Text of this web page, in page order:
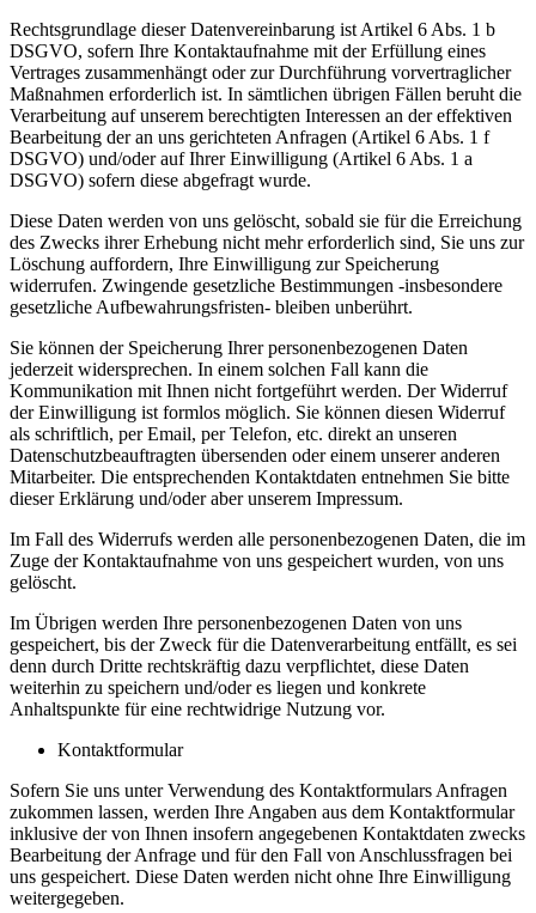
Rechtsgrundlage dieser Datenvereinbarung ist Artikel 6 Abs. 1 b
DSGVO, sofern Ihre Kontaktaufnahme mit der Erfüllung eines
Vertrages zusammenhängt oder zur Durchführung vorvertraglicher
Maßnahmen erforderlich ist. In sämtlichen übrigen Fällen beruht die
Verarbeitung auf unserem berechtigten Interessen an der effektiven
Bearbeitung der an uns gerichteten Anfragen (Artikel 6 Abs. 1 f
DSGVO) und/oder auf Ihrer Einwilligung (Artikel 6 Abs. 1 a
DSGVO) sofern diese abgefragt wurde.
Diese Daten werden von uns gelöscht, sobald sie für die Erreichung
des Zwecks ihrer Erhebung nicht mehr erforderlich sind, Sie uns zur
Löschung auffordern, Ihre Einwilligung zur Speicherung
widerrufen. Zwingende gesetzliche Bestimmungen -insbesondere
gesetzliche Aufbewahrungsfristen- bleiben unberührt.
Sie können der Speicherung Ihrer personenbezogenen Daten
jederzeit widersprechen. In einem solchen Fall kann die
Kommunikation mit Ihnen nicht fortgeführt werden. Der Widerruf
der Einwilligung ist formlos möglich. Sie können diesen Widerruf
als schriftlich, per Email, per Telefon, etc. direkt an unseren
Datenschutzbeauftragten übersenden oder einem unserer anderen
Mitarbeiter. Die entsprechenden Kontaktdaten entnehmen Sie bitte
dieser Erklärung und/oder aber unserem Impressum.
Im Fall des Widerrufs werden alle personenbezogenen Daten, die im
Zuge der Kontaktaufnahme von uns gespeichert wurden, von uns
gelöscht.
Im Übrigen werden Ihre personenbezogenen Daten von uns
gespeichert, bis der Zweck für die Datenverarbeitung entfällt, es sei
denn durch Dritte rechtskräftig dazu verpflichtet, diese Daten
weiterhin zu speichern und/oder es liegen und konkrete
Anhaltspunkte für eine rechtwidrige Nutzung vor.
Kontaktformular
Sofern Sie uns unter Verwendung des Kontaktformulars Anfragen
zukommen lassen, werden Ihre Angaben aus dem Kontaktformular
inklusive der von Ihnen insofern angegebenen Kontaktdaten zwecks
Bearbeitung der Anfrage und für den Fall von Anschlussfragen bei
uns gespeichert. Diese Daten werden nicht ohne Ihre Einwilligung
weitergegeben.